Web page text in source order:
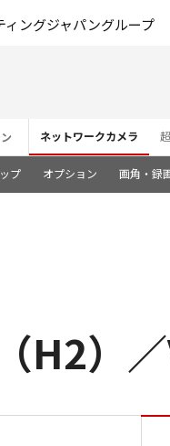
ィングジャパングループ
ネットワークカメラ
プ オプション 画角・録
H2）